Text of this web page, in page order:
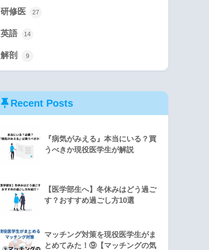
研修医 27
英語 14
解剖 9
Recent Posts
『病気がみえる』本当にいる？買
うべきか現役医学生が解説
【医学部生へ】冬休みはどう過ご
す？おすすめ過ごし方10選
マッチング対策を現役医学生がま
とめてみた！⑨【マッチングの気